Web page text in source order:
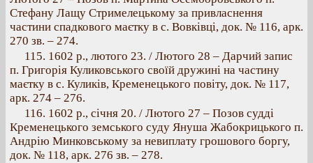
Стефану Лащу Стримелецькому за привласнення
частини спадкового маєтку в с. Вовківці, док. № 116, арк.
270 зв. – 274.
115. 1602 p., лютого 23. / Лютого 28 – Дарчий запис
п. Григорія Куликовського своїй дружині на частину
маєтку в с. Куликів, Кременецького повіту, док. № 117,
арк. 274 – 276.
116. 1602 p., січня 20. / Лютого 27 – Позов судді
Кременецького земського суду Януша Жабокрицького п.
Андрію Минковському за невиплату грошового боргу,
док. № 118, арк. 276 зв. – 278.